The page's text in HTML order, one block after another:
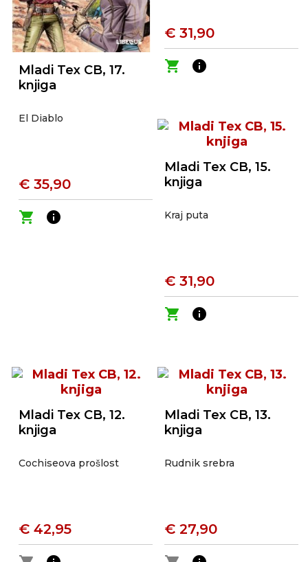
Mladi Tex CB, 17.
knjiga
El Diablo
€ 35,90
shopping_cart
info
€ 31,90
shopping_cart
info
Mladi Tex CB, 15.
knjiga
Kraj puta
€ 31,90
shopping_cart
info
Mladi Tex CB, 12.
knjiga
Cochiseova prošlost
€ 42,95
Mladi Tex CB, 13.
knjiga
Rudnik srebra
€ 27,90